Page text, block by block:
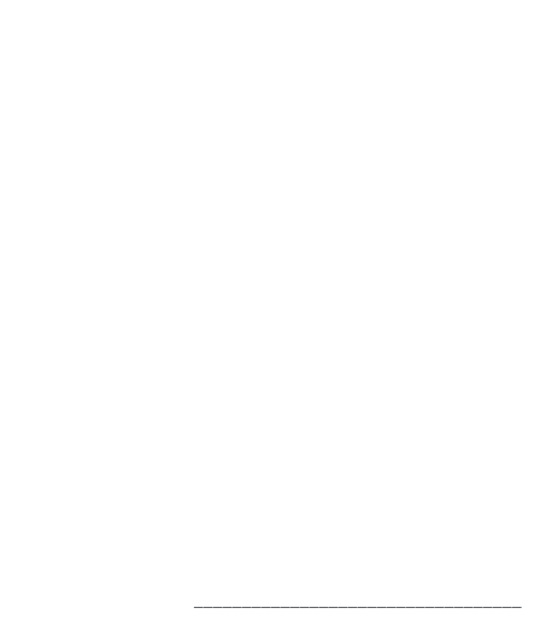
__________________________________